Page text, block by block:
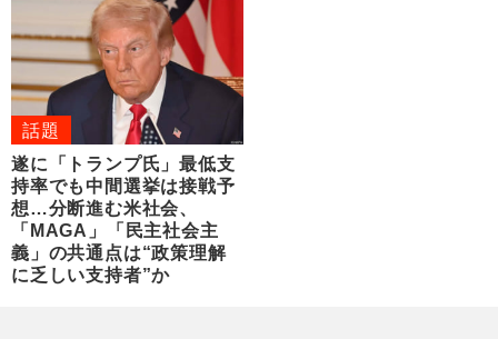
話題
遂に「トランプ氏」最低支
持率でも中間選挙は接戦予
想…分断進む米社会、
「MAGA」「民主社会主
義」の共通点は“政策理解
に乏しい支持者”か